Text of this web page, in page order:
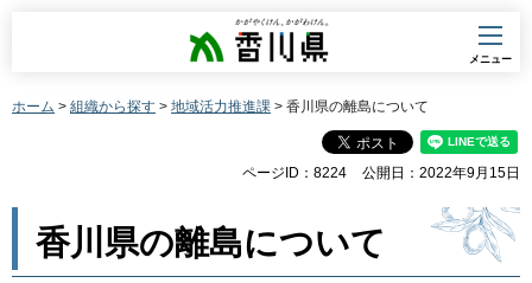
香川県
メニュー
ホーム > 組織から探す > 地域活力推進課 > 香川県の離島について
ページID：8224 公開日：2022年9月15日
香川県の離島について